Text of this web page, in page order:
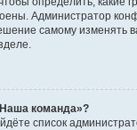
Администратор
самому изменять
команда»?
список